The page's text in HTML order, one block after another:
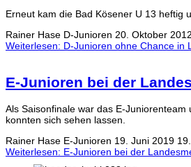
Erneut kam die Bad Kösener U 13 heftig
Rainer Hase D-Junioren 20. Oktober 2012
Weiterlesen: D-Junioren ohne Chance in
E-Junioren bei der
Als Saisonfinale war das E-
konnten sich sehen lassen.
Rainer Hase E-Junioren 19. Juni 2019
Weiterlesen: E-Junioren bei der